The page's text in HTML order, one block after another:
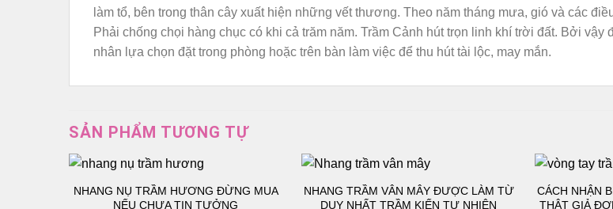
làm tổ, bên trong thân cây xuất hiện những vết thương. Theo năm tháng mưa, gió và các
Phải chống chọi hàng chục có khi cả trăm năm. Trầm Cảnh hút trọn linh khí trời đất. Bởi
nhân lựa chọn đặt trong phòng hoặc trên bàn làm việc để thu hút tài lộc, may mắn.
SẢN PHẨM TƯƠNG TỰ
NHANG NỤ TRẦM HƯƠNG ĐỪNG MUA
NẾU CHƯA TIN TƯỞNG
NHANG TRẦM VÂN MÂY ĐƯỢC LÀM TỪ
DUY NHẤT TRẦM KIẾN TỰ NHIÊN
CÁCH NHẬN
THẬT GIẢ